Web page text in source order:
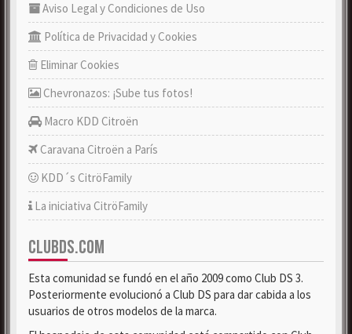
Aviso Legal y Condiciones de Uso
Política de Privacidad y Cookies
Eliminar Cookies
Chevronazos: ¡Sube tus fotos!
Macro KDD Citroën
Caravana Citroën a París
KDD´s CitröFamily
La iniciativa CitröFamily
CLUBDS.COM
Esta comunidad se fundó en el año 2009 como Club DS 3.
Posteriormente evolucionó a Club DS para dar cabida a los
usuarios de otros modelos de la marca.